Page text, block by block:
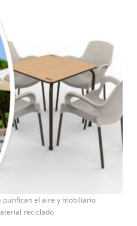
purifican el aire y mobiliario
reciclado